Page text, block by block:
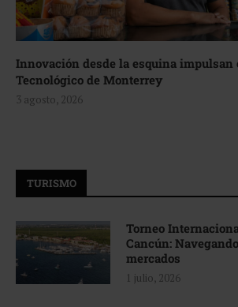
Innovación desde la esquina
Tecnológico de Monterrey
3 agosto, 2026
TURISMO
Torneo
Cancún:
mercados
1 julio, 2026